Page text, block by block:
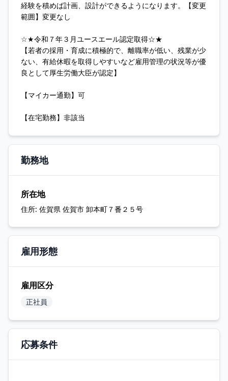
経験を積めば計画、設計ができるようになります。【変更
範囲】変更なし
☆★令和７年３月ユースエール認定取得☆★
【若者の採用・育成に積極的で、離職率が低い、残業が少
ない、有給休暇を取得しやすいなど雇用管理の状況等が優
良として厚生労働大臣が認定】
【マイカー通勤】可
【在宅勤務】非該当
勤務地
所在地
住所: 佐賀県 佐賀市 卸本町７番２５号
雇用形態
雇用区分
正社員
応募条件